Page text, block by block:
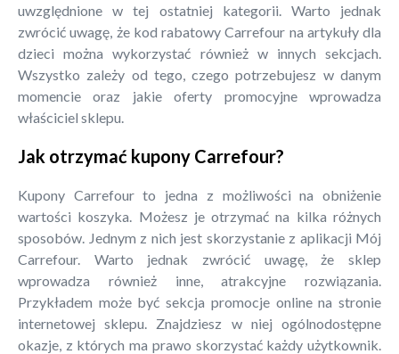
uwzględnione w tej ostatniej kategorii. Warto jednak
zwrócić uwagę, że kod rabatowy Carrefour na artykuły dla
dzieci można wykorzystać również w innych sekcjach.
Wszystko zależy od tego, czego potrzebujesz w danym
momencie oraz jakie oferty promocyjne wprowadza
właściciel sklepu.
Jak otrzymać kupony Carrefour?
Kupony Carrefour to jedna z możliwości na obniżenie
wartości koszyka. Możesz je otrzymać na kilka różnych
sposobów. Jednym z nich jest skorzystanie z aplikacji Mój
Carrefour. Warto jednak zwrócić uwagę, że sklep
wprowadza również inne, atrakcyjne rozwiązania.
Przykładem może być sekcja promocje online na stronie
internetowej sklepu. Znajdziesz w niej ogólnodostępne
okazje, z których ma prawo skorzystać każdy użytkownik.